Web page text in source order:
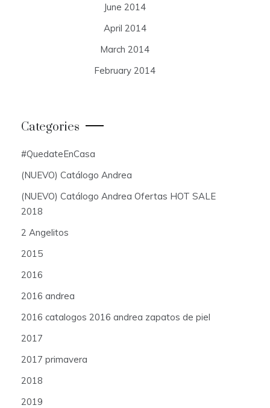
June 2014
April 2014
March 2014
February 2014
Categories
#QuedateEnCasa
(NUEVO) Catálogo Andrea
(NUEVO) Catálogo Andrea Ofertas HOT SALE
2018
2 Angelitos
2015
2016
2016 andrea
2016 catalogos 2016 andrea zapatos de piel
2017
2017 primavera
2018
2019